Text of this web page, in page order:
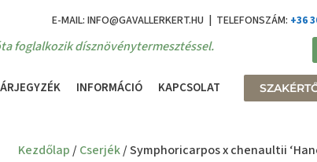
E-MAIL: INFO@GAVALLERKERT.HU | TELEFONSZÁM: +36
foglalkozik dísznövénytermesztéssel.
INFORMÁCIÓ KAPCSOLAT
Kezdőlap /Cserjék/ Symphoricarpos x chenaultii